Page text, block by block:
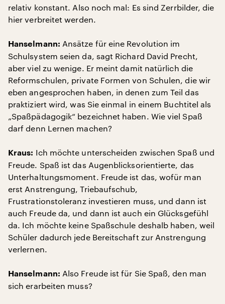
relativ konstant. Also noch mal: Es sind Zerrbilder, die
hier verbreitet werden.
Hanselmann: Ansätze für eine Revolution im
Schulsystem seien da, sagt Richard David Precht,
aber viel zu wenige. Er meint damit natürlich die
Reformschulen, private Formen von Schulen, die wir
eben angesprochen haben, in denen zum Teil das
praktiziert wird, was Sie einmal in einem Buchtitel als
„Spaßpädagogik“ bezeichnet haben. Wie viel Spaß
darf denn Lernen machen?
Kraus: Ich möchte unterscheiden zwischen Spaß und
Freude. Spaß ist das Augenblicksorientierte, das
Unterhaltungsmoment. Freude ist das, wofür man
erst Anstrengung, Triebaufschub,
Frustrationstoleranz investieren muss, und dann ist
auch Freude da, und dann ist auch ein Glücksgefühl
da. Ich möchte keine Spaßschule deshalb haben, weil
Schüler dadurch jede Bereitschaft zur Anstrengung
verlernen.
Hanselmann: Also Freude ist für Sie Spaß, den man
sich erarbeiten muss?